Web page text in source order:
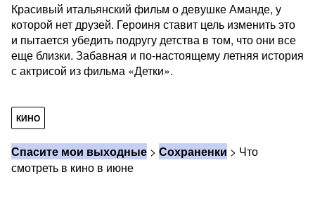
Красивый итальянский фильм о девушке Аманде, у
которой нет друзей. Героиня ставит цель изменить это
и пытается убедить подругу детства в том, что они все
еще близки. Забавная и по-настоящему летняя история
с актрисой из фильма «Детки».
КИНО
Спасите мои выходные > Сохраненки > Что
смотреть в кино в июне